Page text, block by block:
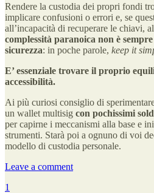
Rendere la custodia dei propri fondi
implicare confusioni o errori e, se
all’incapacità di recuperare le chiavi,
complessità paranoica non è
sicurezza: in poche parole, keep it
E’ essenziale trovare il proprio
accessibilità.
Ai più curiosi consiglio di
un wallet multisig con pochissimi
per capirne i meccanismi alla base e
strumenti. Starà poi a ognuno di voi
modello di custodia personale.
Leave a comment
1